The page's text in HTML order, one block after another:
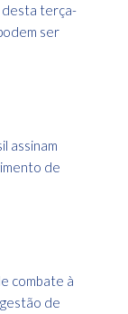
desta terça-
ser
assinam
de
combate à
de